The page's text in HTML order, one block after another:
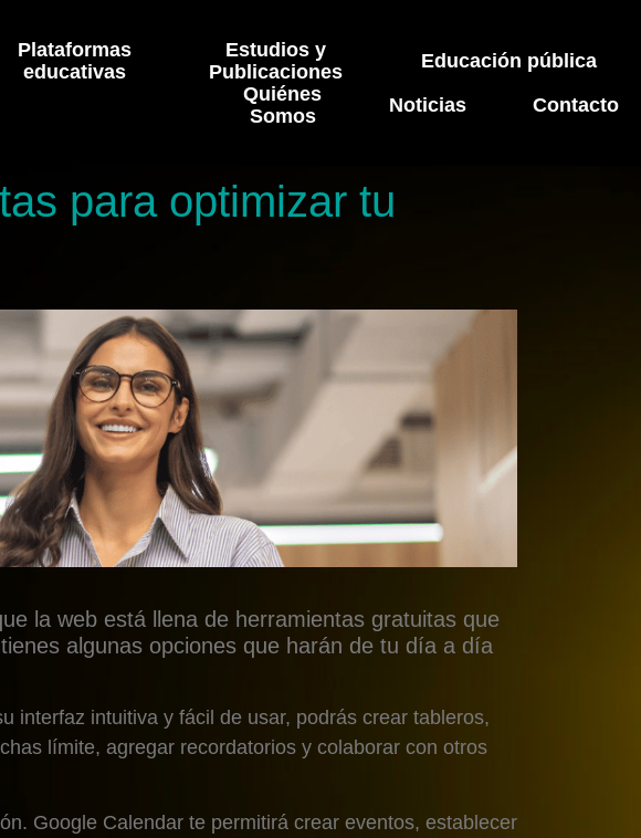
Plataformas
educativas
Estudios y
Publicaciones
Educación pública
Quiénes
Somos
Noticias Contacto
para optimizar tu
la web está llena de herramientas gratuitas que
algunas opciones que harán de tu día a día
interfaz intuitiva y fácil de usar, podrás crear tableros,
límite, agregar recordatorios y colaborar con otros
Google Calendar te permitirá crear eventos, establecer